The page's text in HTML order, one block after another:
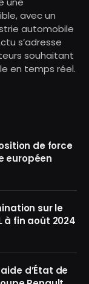
avec un
automobile
s’adresse
souhaitant
en temps réel.
de force
européen
sur le
à fin août 2024
d’État de